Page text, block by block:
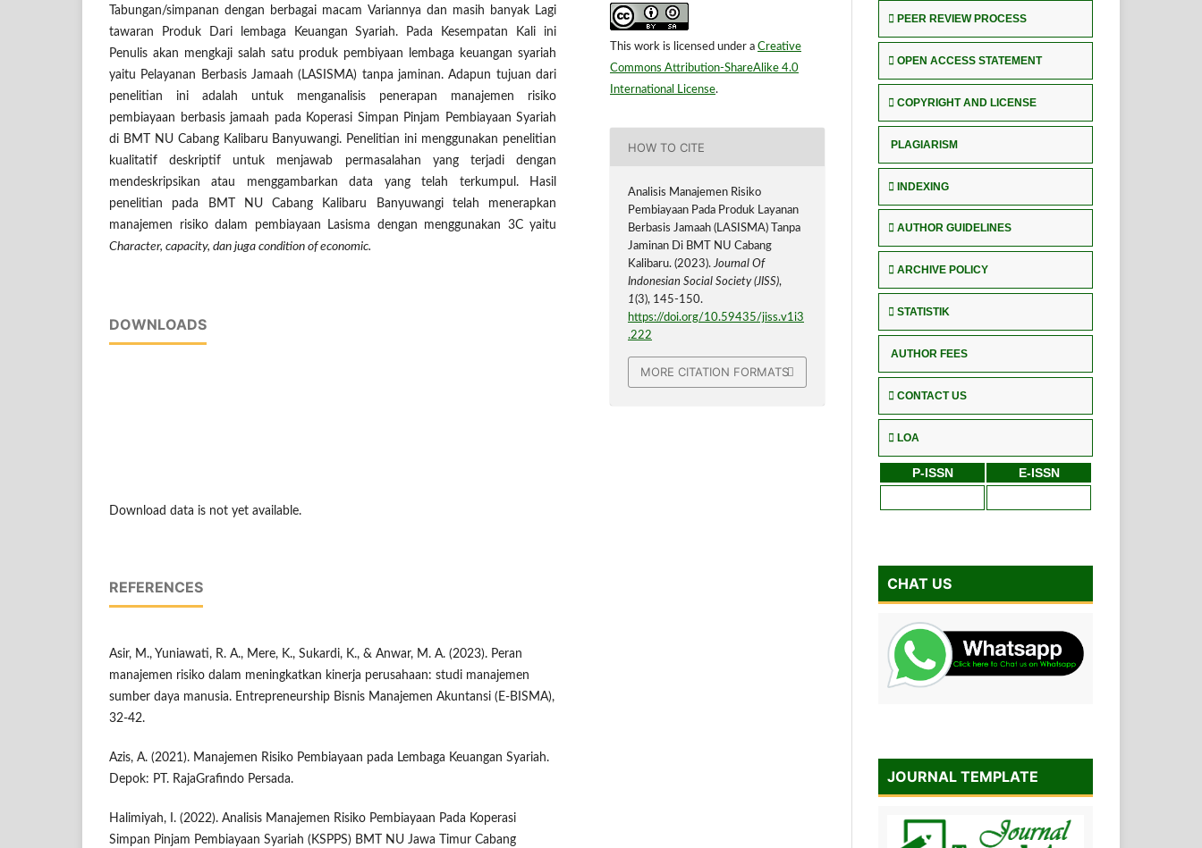
Tabungan/simpanan dengan berbagai macam Variannya dan masih banyak Lagi
tawaran Produk Dari lembaga Keuangan Syariah. Pada Kesempatan Kali ini
Penulis akan mengkaji salah satu produk pembiyaan lembaga keuangan syariah
yaitu Pelayanan Berbasis Jamaah (LASISMA) tanpa jaminan. Adapun tujuan dari
penelitian ini adalah untuk menganalisis penerapan manajemen risiko
pembiayaan berbasis jamaah pada Koperasi Simpan Pinjam Pembiayaan Syariah
di BMT NU Cabang Kalibaru Banyuwangi. Penelitian ini menggunakan penelitian
kualitatif deskriptif untuk menjawab permasalahan yang terjadi dengan
mendeskripsikan atau menggambarkan data yang telah terkumpul. Hasil
penelitian pada BMT NU Cabang Kalibaru Banyuwangi telah menerapkan
manajemen risiko dalam pembiayaan Lasisma dengan menggunakan 3C yaitu
Character, capacity, dan juga condition of economic.
DOWNLOADS
Download data is not yet available.
REFERENCES
Asir, M., Yuniawati, R. A., Mere, K., Sukardi, K., & Anwar, M. A. (2023). Peran
manajemen risiko dalam meningkatkan kinerja perusahaan: studi manajemen
sumber daya manusia. Entrepreneurship Bisnis Manajemen Akuntansi (E-BISMA),
32-42.
Azis, A. (2021). Manajemen Risiko Pembiayaan pada Lembaga Keuangan Syariah.
Depok: PT. RajaGrafindo Persada.
Halimiyah, I. (2022). Analisis Manajemen Risiko Pembiayaan Pada Koperasi
Simpan Pinjam Pembiayaan Syariah (KSPPS) BMT NU Jawa Timur Cabang
This work is licensed under a Creative
Commons Attribution-ShareAlike 4.0
International License.
HOW TO CITE
Analisis Manajemen Risiko
Pembiayaan Pada Produk Layanan
Berbasis Jamaah (LASISMA) Tanpa
Jaminan Di BMT NU Cabang
Kalibaru. (2023).Journal Of
Indonesian Social Society (JISS),
1(3), 145-150.
https://doi.org/10.59435/jiss.v1i3
.222
MORE CITATION FORMATS
PEER REVIEW PROCESS
OPEN ACCESS STATEMENT
COPYRIGHT AND LICENSE
PLAGIARISM
INDEXING
AUTHOR GUIDELINES
ARCHIVE POLICY
STATISTIK
AUTHOR FEES
CONTACT US
LOA
P-ISSN E-ISSN
CHAT US
JOURNAL TEMPLATE